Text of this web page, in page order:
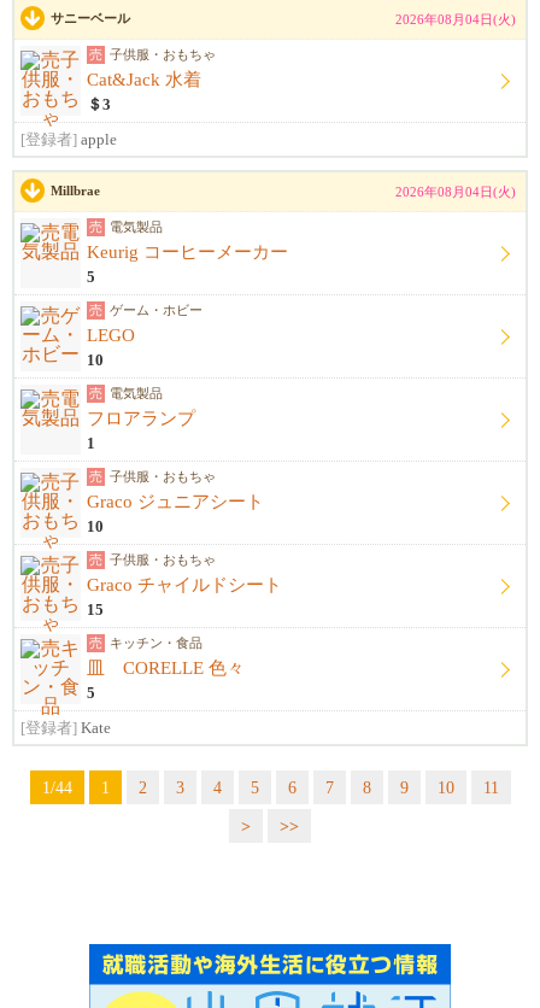
サニーベール 2026年08月04日(火)
売 子供服・おもちゃ
Cat&Jack 水着
＄3
[登録者] apple
Millbrae 2026年08月04日(火)
売 電気製品
Keurig コーヒーメーカー
5
売 ゲーム・ホビー
LEGO
10
売 電気製品
フロアランプ
1
売 子供服・おもちゃ
Graco ジュニアシート
10
売 子供服・おもちゃ
Graco チャイルドシート
15
売 キッチン・食品
皿 CORELLE 色々
5
[登録者] Kate
1/44 1 2 3 4 5 6 7 8 9 10
11
>
>>